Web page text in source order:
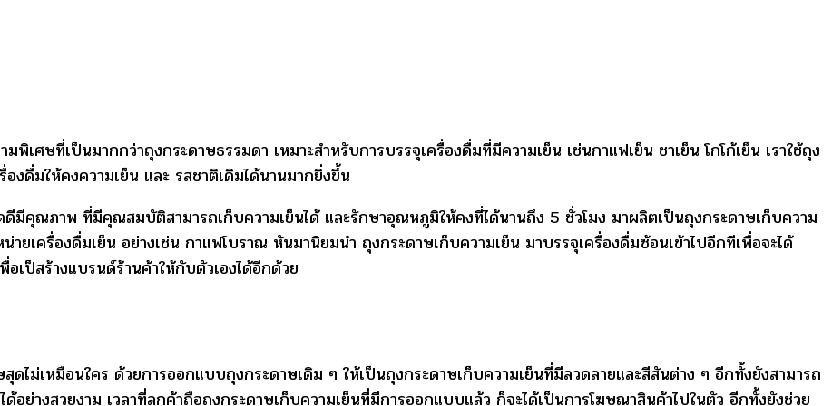
มพิเศษที่เป็นมากกว่าถุงกระดาษธรรมดา เหมาะสำหรับการบรรจุเครื่องดื่มที่มีความเย็น เช่นกาแฟเย็น ชาเย็น โกโก้เย็น เราใช้ถุง
งดื่มให้คงความเย็น และ รสชาติเดิมได้นานมากยิ่งขึ้น
ดีมีคุณภาพ ที่มีคุณสมบัติสามารถเก็บความเย็นได้ และรักษาอุณหภูมิให้คงที่ได้นานถึง 5 ชั่วโมง มาผลิตเป็นถุงกระดาษเก็บความ
เครื่องดื่มเย็น อย่างเช่น กาแฟโบราณ หันมานิยมนำ ถุงกระดาษเก็บความเย็น มาบรรจุเครื่องดื่มซ้อนเข้าไปอีกทีเพื่อจะได้
เป็สร้างแบรนด์ร้านค้าให้กับตัวเองได้อีกด้วย
ดไม่เหมือนใคร ด้วยการออกแบบถุงกระดาษเดิม ๆ ให้เป็นถุงกระดาษเก็บความเย็นที่มีลวดลายและสีสันต่าง ๆ อีกทั้งยังสามารถ
ย่างสวยงาม เวลาที่ลูกค้าถือถุงกระดาษเก็บความเย็นที่มีการออกแบบแล้ว ก็จะได้เป็นการโฆษณาสินค้าไปในตัว อีกทั้งยังช่วย